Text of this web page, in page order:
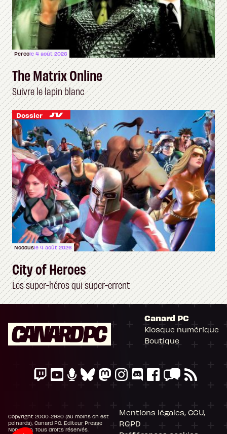
Percole 4 août 2026
The Matrix Online
Suivre le lapin blanc
Dossier
Noddusle 4 août 2026
City of Heroes
Les super-héros qui super-errent
Canard PC
Kiosque numérique
Boutique
Copyright 2000-2980 (au moins on est
peinards), Canard PC. Editeur Presse
Non-Stop. Tous droits réservés.
Mentions légales, CGU,
RGPD